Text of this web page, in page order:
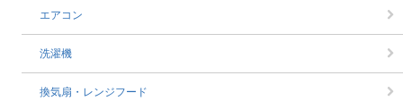
エアコン
洗濯機
換気扇・レンジフード